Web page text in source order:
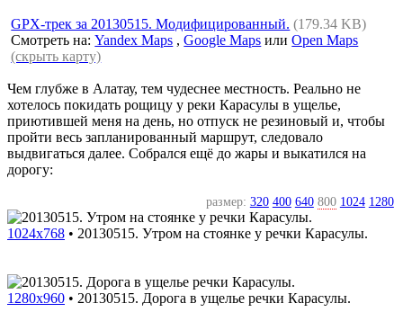
GPX-трек за 20130515. Модифицированный. (179.34 KB)
Смотреть на:Yandex Maps ,Google Maps илиOpen Maps
(скрыть карту)
Чем глубже в Алатау, тем чудеснее местность. Реально не
хотелось покидать рощицу у реки Карасулы в ущелье,
приютившей меня на день, но отпуск не резиновый и, чтобы
пройти весь запланированный маршрут, следовало
выдвигаться далее. Собрался ещё до жары и выкатился на
дорогу:
размер: 320 400 640 800 1024 1280
1024x768 • 20130515. Утром на стоянке у речки Карасулы.
1280x960 • 20130515. Дорога в ущелье речки Карасулы.